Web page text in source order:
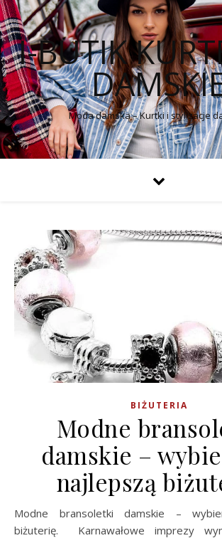
I-BUTIK
Moda damska – Kurtki i stylizacje
BIŻUTERIA
Modne
damskie –
najlepszą
Modne bransoletki damskie – wybieramy najlepszą
biżuterię. Karnawałowe imprezy